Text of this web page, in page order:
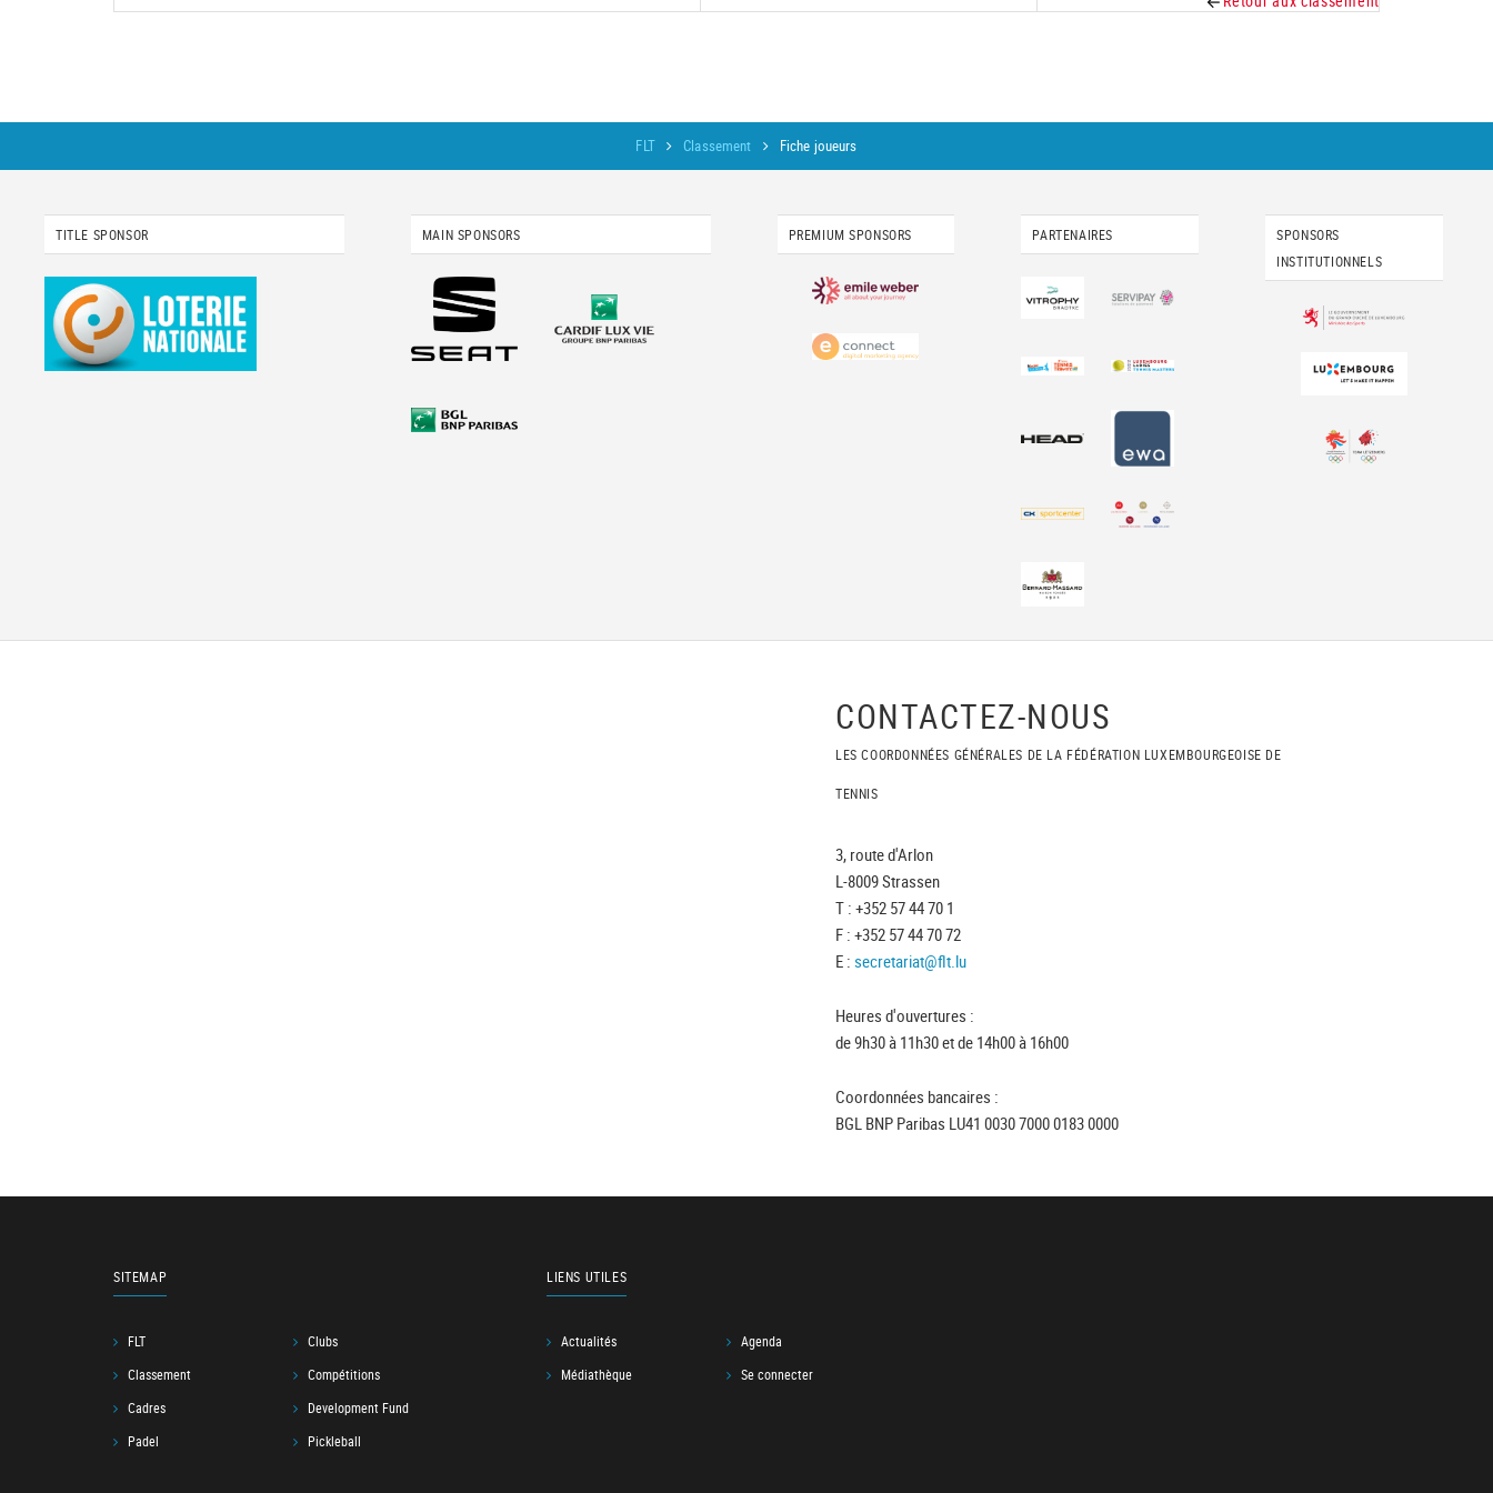
FLT Classement Fiche joueurs
TITLE SPONSOR MAIN SPONSORS PREMIUM SPONSORS PARTENAIRES
SPONSORS
INSTITUTIONNELS
CONTACTEZ-NOUS
LES COORDONNÉES GÉNÉRALES DE LA FÉDÉRATION LUXEMBOURGEOISE DE
TENNIS
3, route d'Arlon
L-8009 Strassen
T : +352 57 44 70 1
F : +352 57 44 70 72
E : secretariat@flt.lu
Heures d'ouvertures :
de 9h30 à 11h30 et de 14h00 à 16h00
Coordonnées bancaires :
BGL BNP Paribas LU41 0030 7000 0183 0000
SITEMAP
FLT
Clubs
Classement
Compétitions
Cadres
Development Fund
Padel
Pickleball
LIENS UTILES
Actualités
Agenda
Médiathèque
Se connecter